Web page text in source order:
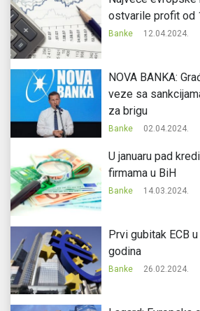
ostvarile profit od
Banke 12.04.2024.
NOVA BANKA:
veze sa
za brigu
Banke 02.04.2024.
U januaru pad
firmama u BiH
Banke 14.03.2024.
Prvi gubitak ECB
godina
Banke 26.02.2024.